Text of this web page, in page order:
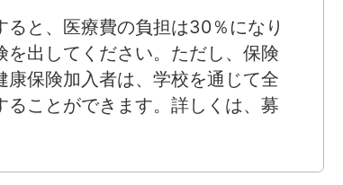
と、医療費の負担は30％になり
出してください。ただし、保険
保険加入者は、学校を通じて全
ことができます。詳しくは、募